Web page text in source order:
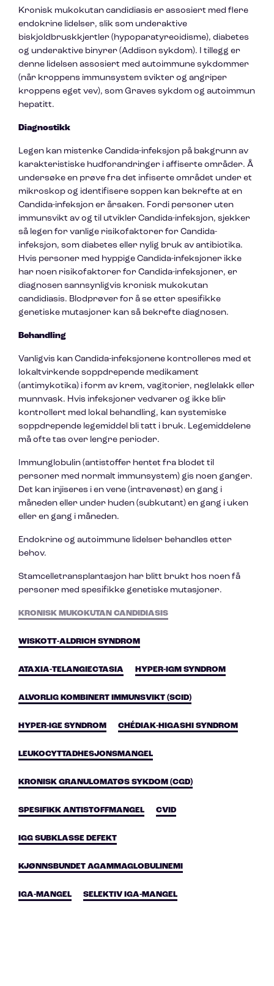
KRONISK MUKOKUTAN CANDIDIASIS
WISKOTT-ALDRICH SYNDROM
ATAXIA-TELANGIECTASIA HYPER-IGM SYNDROM
ALVORLIG KOMBINERT IMMUNSVIKT (SCID)
HYPER-IGE SYNDROM CHÉDIAK-HIGASHI SYNDROM
LEUKOCYTTADHESJONSMANGEL
KRONISK GRANULOMATØS SYKDOM (CGD)
SPESIFIKK ANTISTOFFMANGEL CVID
IGG SUBKLASSE DEFEKT
KJØNNSBUNDET AGAMMAGLOBULINEMI
IGA-MANGEL SELEKTIV IGA-MANGEL
Kronisk mukokutan candidiasis er assosiert med flere
endokrine lidelser, slik som underaktive
biskjoldbruskkjertler (hypoparatyreoidisme), diabetes
og underaktive binyrer (Addison sykdom). I tillegg er
denne lidelsen assosiert med autoimmune sykdommer
(når kroppens immunsystem svikter og angriper
kroppens eget vev), som Graves sykdom og autoimmun
hepatitt.
Diagnostikk
Legen kan mistenke Candida-infeksjon på bakgrunn av
karakteristiske hudforandringer i affiserte områder. Å
undersøke en prøve fra det infiserte området under et
mikroskop og identifisere soppen kan bekrefte at en
Candida-infeksjon er årsaken. Fordi personer uten
immunsvikt av og til utvikler Candida-infeksjon, sjekker
så legen for vanlige risikofaktorer for Candida-
infeksjon, som diabetes eller nylig bruk av antibiotika.
Hvis personer med hyppige Candida-infeksjoner ikke
har noen risikofaktorer for Candida-infeksjoner, er
diagnosen sannsynligvis kronisk mukokutan
candidiasis. Blodprøver for å se etter spesifikke
genetiske mutasjoner kan så bekrefte diagnosen.
Behandling
Vanligvis kan Candida-infeksjonene kontrolleres med et
lokaltvirkende soppdrepende medikament
(antimykotika) i form av krem, vagitorier, neglelakk eller
munnvask. Hvis infeksjoner vedvarer og ikke blir
kontrollert med lokal behandling, kan systemiske
soppdrepende legemiddel bli tatt i bruk. Legemiddelene
må ofte tas over lengre perioder.
Immunglobulin (antistoffer hentet fra blodet til
personer med normalt immunsystem) gis noen ganger.
Det kan injiseres i en vene (intravenøst) en gang i
måneden eller under huden (subkutant) en gang i uken
eller en gang i måneden.
Endokrine og autoimmune lidelser behandles etter
behov.
Stamcelletransplantasjon har blitt brukt hos noen få
personer med spesifikke genetiske mutasjoner.